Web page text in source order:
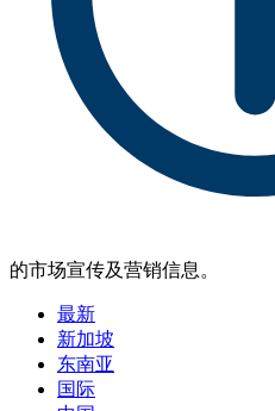
的市场宣传及营销信息。
最新
新加坡
东南亚
国际